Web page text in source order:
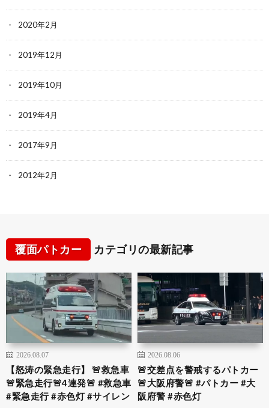
2020年2月
2019年12月
2019年10月
2019年4月
2017年9月
2012年2月
覆面パトカー カテゴリの最新記事
2026.08.07
【怒涛の緊急走行】 🚨救急車
🚨緊急走行🚨4連発🚨 #救急車
#緊急走行 #赤色灯 #サイレン
2026.08.06
🚨交差点を警戒するパトカー
🚨大阪府警🚨 #パトカー #大
阪府警 #赤色灯